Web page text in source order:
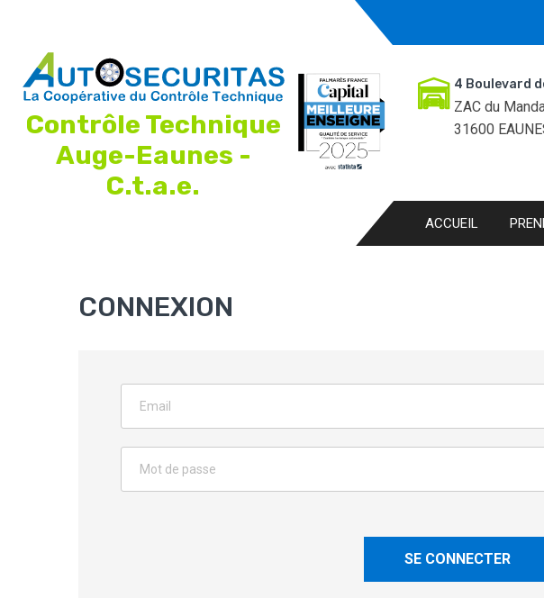
Contrôle Technique
Auge-Eaunes -
C.t.a.e.
4 Boulevard
ZAC du
31600
ACCUEIL
CONNEXION
SE CONNECTER